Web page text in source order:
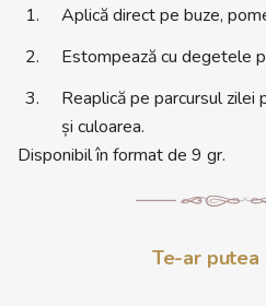
Aplică direct pe buze,
Estompează cu degetele
Reaplică pe parcursul
și culoarea.
Disponibil în format de 9 gr.
Te-ar putea